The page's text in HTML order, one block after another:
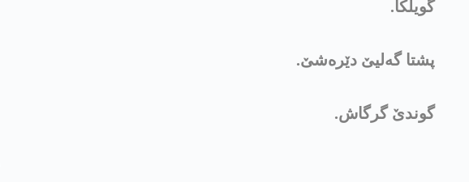
گویلکا.
پشتا گەلیێ دێرەشێ.
گوندێ گرگاش.